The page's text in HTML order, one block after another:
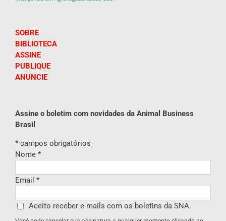
SOBRE
BIBLIOTECA
ASSINE
PUBLIQUE
ANUNCIE
Assine o boletim com novidades da Animal Business
Brasil
* campos obrigatórios
Nome *
Email *
Aceito receber e-mails com os boletins da SNA.